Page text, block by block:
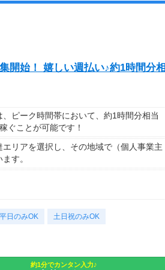
開始！ 嬉しい週払い♪約1時間分
ピーク時間帯において、約1時間分相当
ぐことが可能です！
リアを選択し、その地域で（個人事業主
す。
平日のみOK 土日祝のみOK
約1分でカンタン入力♪